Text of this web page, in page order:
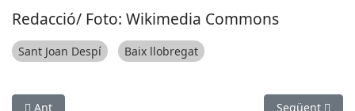
Redacció/ Foto: Wikimedia Commons
Sant Joan Despí Baix llobregat
Article anterior: Cornellà adapta els horaris dels serveis i
Ant Article
Següent